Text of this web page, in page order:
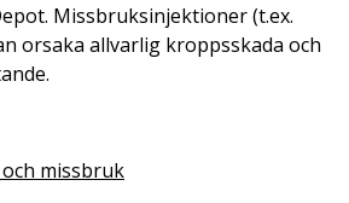
Missbruksinjektioner (t.ex.
orsaka allvarlig kroppsskada och
missbruk